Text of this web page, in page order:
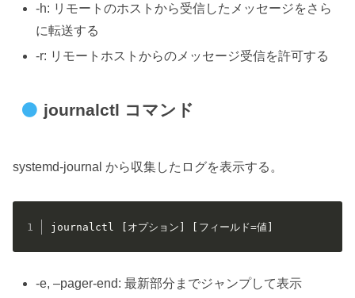
-h: リモートのホストから受信したメッセージをさら
に転送する
-r: リモートホストからのメッセージ受信を許可する
journalctl コマンド
systemd-journal から収集したログを表示する。
journalctl [オプション] [フィールド=値]
-e, –pager-end: 最新部分までジャンプして表示